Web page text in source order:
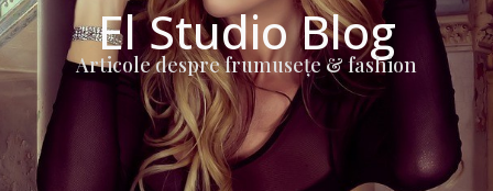
El Studio Blog
Articole despre frumuseţe & fashion